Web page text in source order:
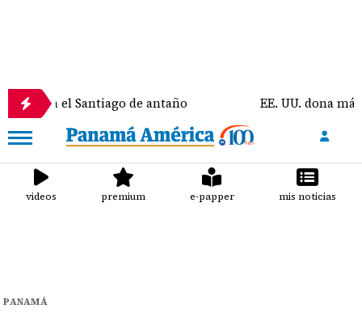
el Santiago de antaño EE. UU. dona más
videos premium e-papper mis noticias
PANAMÁ